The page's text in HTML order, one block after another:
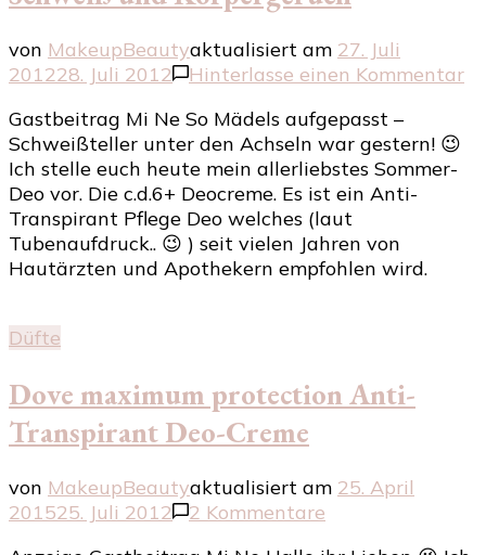
von MakeupBeautyaktualisiert am 27. Juli
201228. Juli 2012 Hinterlasse einen Kommentarzu
Gastbeitrag Mi Ne So Mädels aufgepasst –
Schweißteller unter den Achseln war gestern! 😉
Ich stelle euch heute mein allerliebstes Sommer-
Deo vor. Die c.d.6+ Deocreme. Es ist ein Anti-
Transpirant Pflege Deo welches (laut
Tubenaufdruck.. 😉 ) seit vielen Jahren von
Hautärzten und Apothekern empfohlen wird.
Düfte
Dove maximum protection Anti-
Transpirant Deo-Creme
von MakeupBeautyaktualisiert am 25. April
201525. Juli 2012 2 Kommentare